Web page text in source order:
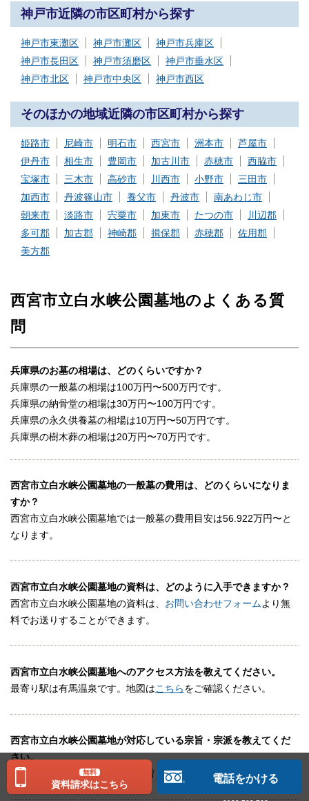
神戸市近隣の市区町村から探す
神戸市東灘区 神戸市灘区
神戸市兵庫区
神戸市長田区
神戸市須磨区
神戸市垂水区
神戸市北区
神戸市中央区 神戸市西区
そのほかの地域近隣の市区町村から探す
姫路市 尼崎市 明石市 西宮市 洲本市
芦屋市
伊丹市
相生市 豊岡市 加古川市 赤穂市
西脇市
宝塚市
三木市 高砂市 川西市 小野市
三田市
加西市
丹波篠山市 養父市 丹波市
南あわじ市
朝来市
淡路市 宍粟市 加東市 たつの市
川辺郡
多可郡
加古郡 神崎郡 揖保郡 赤穂郡
佐用郡
美方郡
西宮市立白水峡公園墓地のよくある質
問
兵庫県のお墓の相場は、どのくらいですか？
兵庫県の一般墓の相場は100万円〜500万円です。
兵庫県の納骨堂の相場は30万円〜100万円です。
兵庫県の永久供養墓の相場は10万円〜50万円です。
兵庫県の樹木葬の相場は20万円〜70万円です。
西宮市立白水峡公園墓地の一般墓の費用は、どのくらいになりま
すか？
西宮市立白水峡公園墓地では一般墓の費用目安は56.922万円〜と
なります。
西宮市立白水峡公園墓地の資料は、どのように入手できますか？
西宮市立白水峡公園墓地の資料は、 お問い合わせフォームより無
料でお送りすることができます。
西宮市立白水峡公園墓地へのアクセス方法を教えてください。
最寄り駅は有馬温泉です。地図はこちらをご確認ください。
西宮市立白水峡公園墓地が対応している宗旨・宗派を教えてくだ
さい。
西宮市立白水峡公園墓地は、宗旨・宗派不問です。
無料
資料請求はこちら 電話をかける